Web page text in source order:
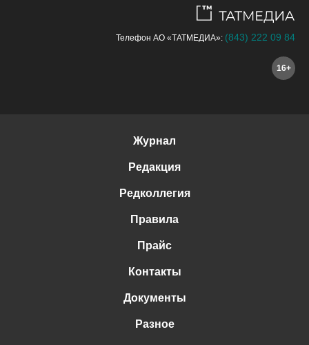
Телефон АО «ТАТМЕДИА»: (843) 222 09 84
16+
Журнал
Редакция
Редколлегия
Правила
Прайс
Контакты
Документы
Разное